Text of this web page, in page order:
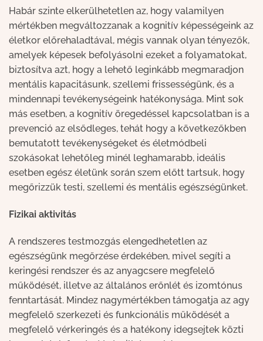
Habár szinte elkerülhetetlen az, hogy valamilyen
mértékben megváltozzanak a kognitív képességeink az
életkor előrehaladtával, mégis vannak olyan tényezők,
amelyek képesek befolyásolni ezeket a folyamatokat,
biztosítva azt, hogy a lehető leginkább megmaradjon
mentális kapacitásunk, szellemi frissességünk, és a
mindennapi tevékenységeink hatékonysága. Mint sok
más esetben, a kognitív öregedéssel kapcsolatban is a
prevenció az elsődleges, tehát hogy a következőkben
bemutatott tevékenységeket és életmódbeli
szokásokat lehetőleg minél leghamarabb, ideális
esetben egész életünk során szem előtt tartsuk, hogy
megőrizzük testi, szellemi és mentális egészségünket.
Fizikai aktivitás
A rendszeres testmozgás elengedhetetlen az
egészségünk megőrzése érdekében, mivel segíti a
keringési rendszer és az anyagcsere megfelelő
működését, illetve az általános erőnlét és izomtónus
fenntartását. Mindez nagymértékben támogatja az agy
megfelelő szerkezeti és funkcionális működését a
megfelelő vérkeringés és a hatékony idegsejtek közti